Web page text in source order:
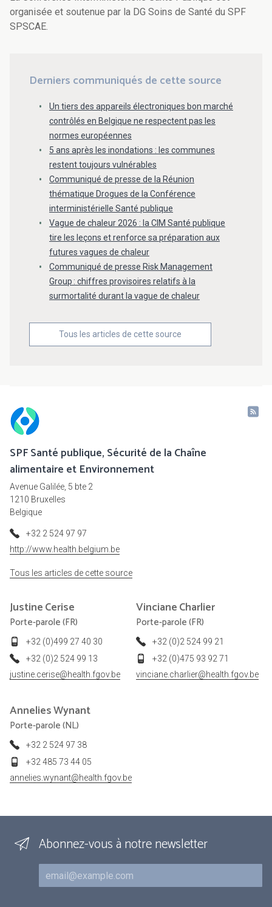
organisée et soutenue par la DG Soins de Santé du SPF
SPSCAE.
Derniers communiqués de cette source
Un tiers des appareils électroniques bon marché
contrôlés en Belgique ne respectent pas les
normes européennes
5 ans après les inondations : les communes
restent toujours vulnérables
Communiqué de presse de la Réunion
thématique Drogues de la Conférence
interministérielle Santé publique
Vague de chaleur 2026 : la CIM Santé publique
tire les leçons et renforce sa préparation aux
futures vagues de chaleur
Communiqué de presse Risk Management
Group : chiffres provisoires relatifs à la
surmortalité durant la vague de chaleur
Tous les articles de cette source
SPF Santé publique, Sécurité de la Chaîne
alimentaire et Environnement
Avenue Galilée, 5 bte 2
1210 Bruxelles
Belgique
+32 2 524 97 97
http://www.health.belgium.be
Tous les articles de cette source
JustineCerise
Porte-parole (FR)
+32 (0)499 27 40 30
+32 (0)2 524 99 13
justine.cerise@health.fgov.be
VincianeCharlier
Porte-parole (FR)
+32 (0)2 524 99 21
+32 (0)475 93 92 71
vinciane.charlier@health.fgov.be
AnneliesWynant
Porte-parole (NL)
+32 2 524 97 38
+32 485 73 44 05
annelies.wynant@health.fgov.be
Abonnez-vous à notre newsletter
Courriel